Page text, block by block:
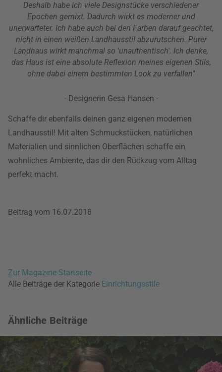
Deshalb habe ich viele Designstücke verschiedener
Epochen gemixt. Dadurch wirkt es moderner und
unerwarteter. Ich habe auch bei den Farben darauf geachtet,
nicht in einen weißen Landhausstil abzurutschen. Purer
Landhaus wirkt manchmal so 'unauthentisch'. Ich denke,
das Haus ist eine absolute Reflexion meines eigenen Stils,
ohne dabei einem bestimmten Look zu verfallen"
- Designerin Gesa Hansen -
Schaffe dir ebenfalls deinen ganz eigenen modernen
Landhausstil! Mit alten Schmuckstücken, natürlichen
Materialien und sinnlichen Oberflächen schaffe ein
wohnliches Ambiente, das dir den Rückzug vom Alltag
perfekt macht.
Beitrag vom 16.07.2018
Zur Magazine-Startseite
Alle Beiträge der Kategorie Einrichtungsstile
Ähnliche Beiträge